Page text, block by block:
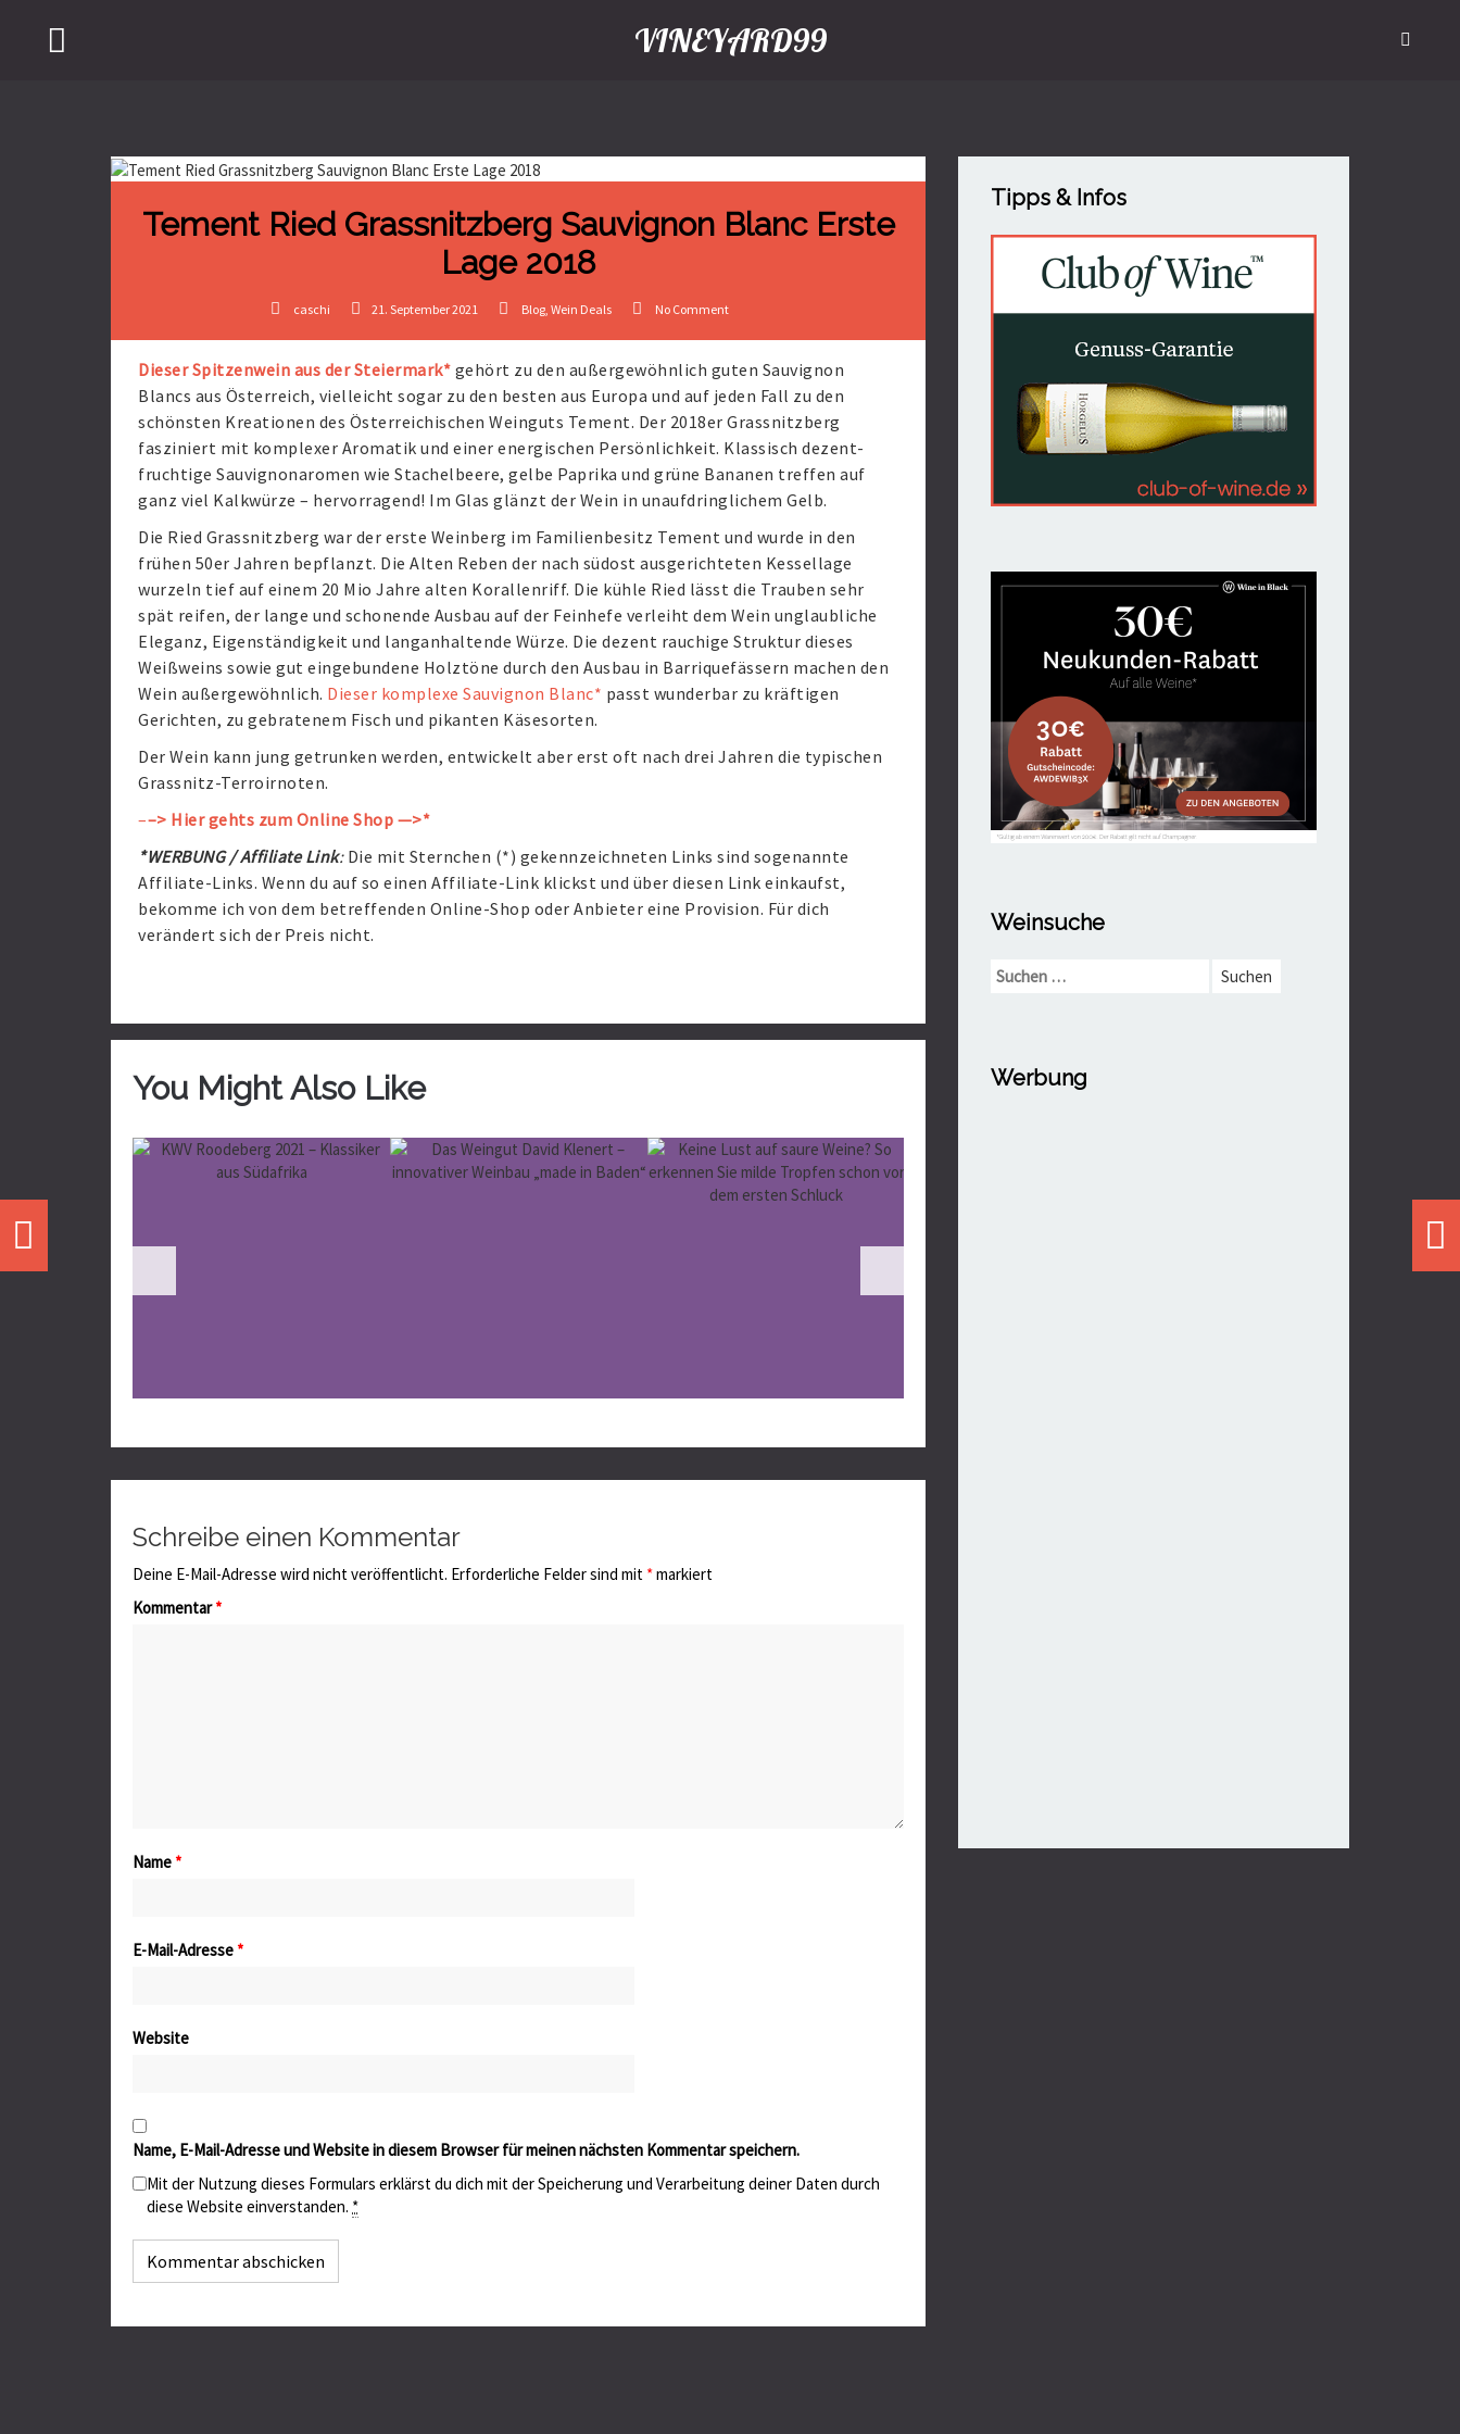
VINEYARD99
Tement Ried Grassnitzberg Sauvignon Blanc Erste
Lage 2018
caschi 21. September 2021 Blog, Wein Deals No Comment
Dieser Spitzenwein aus der Steiermark* gehört zu den außergewöhnlich guten Sauvignon
Blancs aus Österreich, vielleicht sogar zu den besten aus Europa und auf jeden Fall zu den
schönsten Kreationen des Österreichischen Weinguts Tement. Der 2018er Grassnitzberg
fasziniert mit komplexer Aromatik und einer energischen Persönlichkeit. Klassisch dezent-
fruchtige Sauvignonaromen wie Stachelbeere, gelbe Paprika und grüne Bananen treffen auf
ganz viel Kalkwürze – hervorragend! Im Glas glänzt der Wein in unaufdringlichem Gelb.
Die Ried Grassnitzberg war der erste Weinberg im Familienbesitz Tement und wurde in den
frühen 50er Jahren bepflanzt. Die Alten Reben der nach südost ausgerichteten Kessellage
wurzeln tief auf einem 20 Mio Jahre alten Korallenriff. Die kühle Ried lässt die Trauben sehr
spät reifen, der lange und schonende Ausbau auf der Feinhefe verleiht dem Wein unglaubliche
Eleganz, Eigenständigkeit und langanhaltende Würze. Die dezent rauchige Struktur dieses
Weißweins sowie gut eingebundene Holztöne durch den Ausbau in Barriquefässern machen den
Wein außergewöhnlich. Dieser komplexe Sauvignon Blanc* passt wunderbar zu kräftigen
Gerichten, zu gebratenem Fisch und pikanten Käsesorten.
Der Wein kann jung getrunken werden, entwickelt aber erst oft nach drei Jahren die typischen
Grassnitz-Terroirnoten.
––> Hier gehts zum Online Shop —>*
*WERBUNG / Affiliate Link: Die mit Sternchen (*) gekennzeichneten Links sind sogenannte
Affiliate-Links. Wenn du auf so einen Affiliate-Link klickst und über diesen Link einkaufst,
bekomme ich von dem betreffenden Online-Shop oder Anbieter eine Provision. Für dich
verändert sich der Preis nicht.
You Might Also Like
Schreibe einen Kommentar
Deine E-Mail-Adresse wird nicht veröffentlicht. Erforderliche Felder sind mit *markiert
Kommentar*
Name *
E-Mail-Adresse *
Website
Name, E-Mail-Adresse und Website in diesem Browser für meinen nächsten Kommentar speichern.
Mit der Nutzung dieses Formulars erklärst du dich mit der Speicherung und Verarbeitung deiner Daten durch
diese Website einverstanden. *
Tipps & Infos
Weinsuche
Suchen
Werbung